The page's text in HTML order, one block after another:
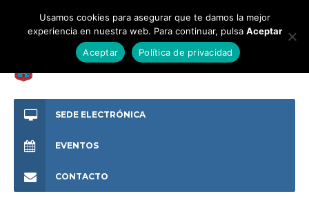
SEDE ELECTRÓNICA
EVENTOS
CONTACTO
Usamos cookies para asegurar que te damos la mejor
experiencia en nuestra web. Para continuar, pulsa Aceptar
Aceptar
Política de privacidad